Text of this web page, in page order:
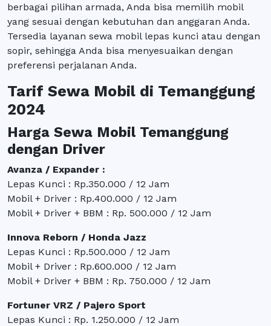
berbagai pilihan armada, Anda bisa memilih mobil
yang sesuai dengan kebutuhan dan anggaran Anda.
Tersedia layanan sewa mobil lepas kunci atau dengan
sopir, sehingga Anda bisa menyesuaikan dengan
preferensi perjalanan Anda.
Tarif Sewa Mobil di Temanggung
2024
Harga Sewa Mobil Temanggung
dengan Driver
Avanza / Expander :
Lepas Kunci : Rp.350.000 / 12 Jam
Mobil + Driver : Rp.400.000 / 12 Jam
Mobil + Driver + BBM : Rp. 500.000 / 12 Jam
Innova Reborn / Honda Jazz
Lepas Kunci : Rp.500.000 / 12 Jam
Mobil + Driver : Rp.600.000 / 12 Jam
Mobil + Driver + BBM : Rp. 750.000 / 12 Jam
Fortuner VRZ / Pajero Sport
Lepas Kunci : Rp. 1.250.000 / 12 Jam